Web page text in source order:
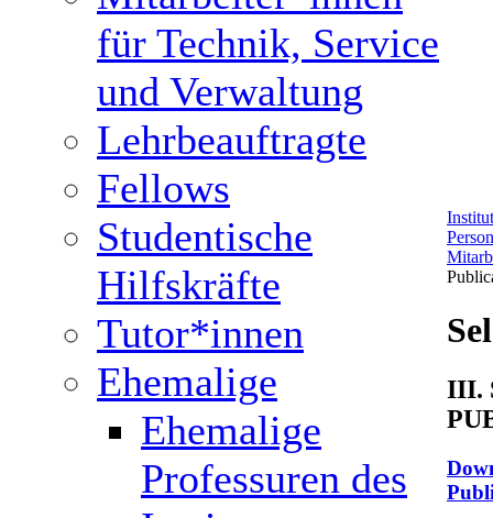
für Technik, Service
und Verwaltung
Lehrbeauftragte
Fellows
Studentische
Hilfskräfte
Tutor*innen
Ehemalige
Ehemalige
Professuren des
III.